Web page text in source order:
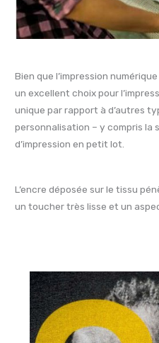
Bien que l’impression
un excellent choix pour
unique par rapport à d’autres
personnalisation – y compris la
d’impression en petit lot.
L’encre déposée sur le tissu
un toucher très lisse et un